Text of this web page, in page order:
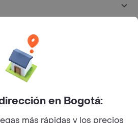
Facebook
Twitter
Instagram
en Bogotá:
más rápidas y los precios